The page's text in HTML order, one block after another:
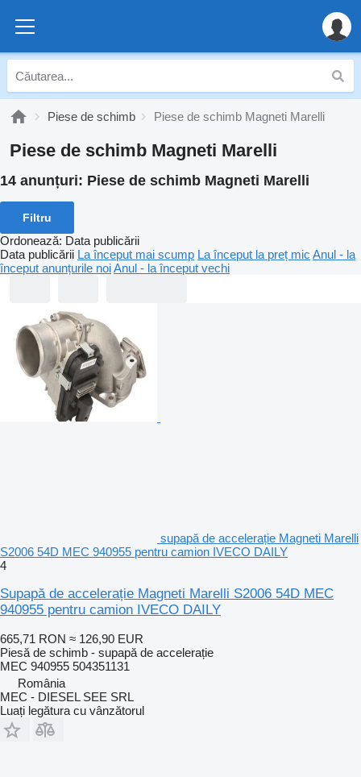
Piese de schimb Piese de schimb Magneti Marelli
Piese de schimb Magneti Marelli
14 anunțuri: Piese de schimb Magneti Marelli
Filtru
Ordonează: Data publicării
Data publicării La început mai scump La început la preț mic Anul - la
început anunțurile noiAnul - la început vechi
supapă de accelerație Magneti Marelli
S2006 54D MEC 940955 pentru camion IVECO DAILY
4
Supapă de accelerație Magneti Marelli S2006 54D MEC
940955 pentru camion IVECO DAILY
665,71 RON ≈ 126,90 EUR
Piesă de schimb - supapă de accelerație
MEC 940955 504351131
România
MEC - DIESEL SEE SRL
Luați legătura cu vânzătorul